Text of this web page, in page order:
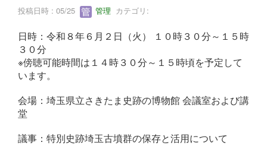
投稿日時 : 05/25 管理 カテゴリ:
日時：令和８年６月２日（火） １０時３０分～１５時
３０分
※傍聴可能時間は１４時３０分～１５時頃を予定して
います。
会場：埼玉県立さきたま史跡の博物館 会議室および講
堂
議事：特別史跡埼玉古墳群の保存と活用について